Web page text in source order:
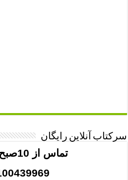
سرکتاب آنلاین رایگان
تماس از 10صبح الی 21